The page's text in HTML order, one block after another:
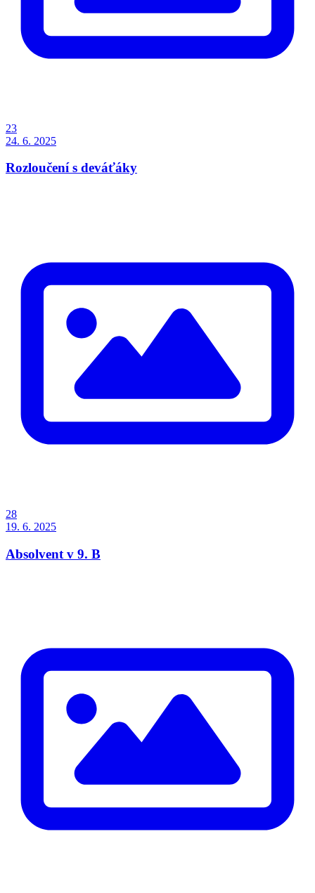
23
24. 6. 2025
Rozloučení s deváťáky
28
19. 6. 2025
Absolvent v 9. B